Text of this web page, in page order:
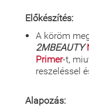
Előkészítés:
A köröm
2MBEAUTY
Primer-t,
reszeléssel
Alapozás: